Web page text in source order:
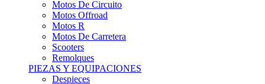
Motos R
Motos De Carretera
Scooters
Remolques
PIEZAS Y EQUIPACIONES
Despieces
Equipamiento